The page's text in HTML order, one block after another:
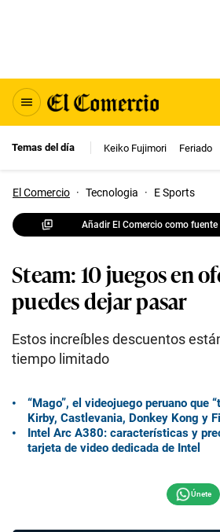
Temas del día Keiko Fujimori Feriado
El Comercio · Tecnologia · E Sports
Añadir El Comercio como fuente
Steam: 10 juegos en
puedes dejar pasar
Estos increíbles descuentos
tiempo limitado
“Mago”, el videojuego peruano que
Kirby, Castlevania, Donkey Kong y
Intel Arc A380: características y
tarjeta de video dedicada de Intel